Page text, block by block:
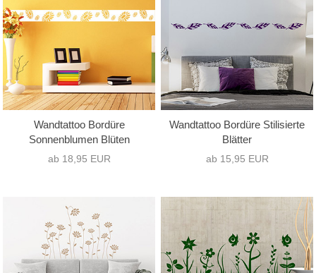
Wandtattoo Bordüre
Sonnenblumen Blüten
ab 18,95 EUR
Wandtattoo Bordüre Stilisierte
Blätter
ab 15,95 EUR